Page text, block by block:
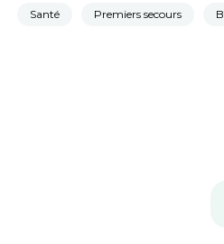
Santé Premiers secours